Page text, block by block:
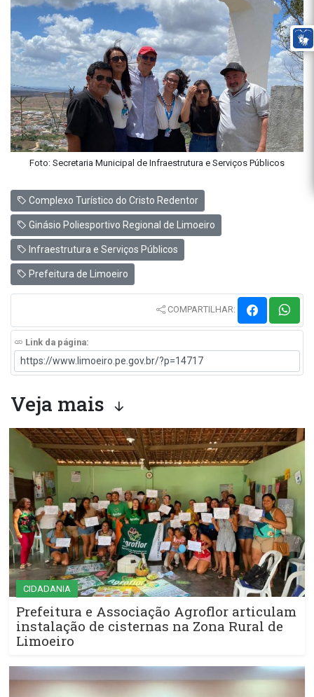
Foto: Secretaria Municipal de Infraestrutura e Serviços Públicos
Complexo Turístico do Cristo Redentor
Ginásio Poliesportivo Regional de Limoeiro
Infraestrutura e Serviços Públicos
Prefeitura de Limoeiro
COMPARTILHAR:
Link da página:
Veja mais
CIDADANIA
Prefeitura e Associação Agroflor articulam
instalação de cisternas na Zona Rural de
Limoeiro